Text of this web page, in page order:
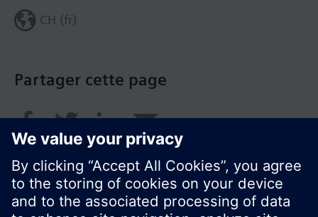
Partager cette page
CH (fr)